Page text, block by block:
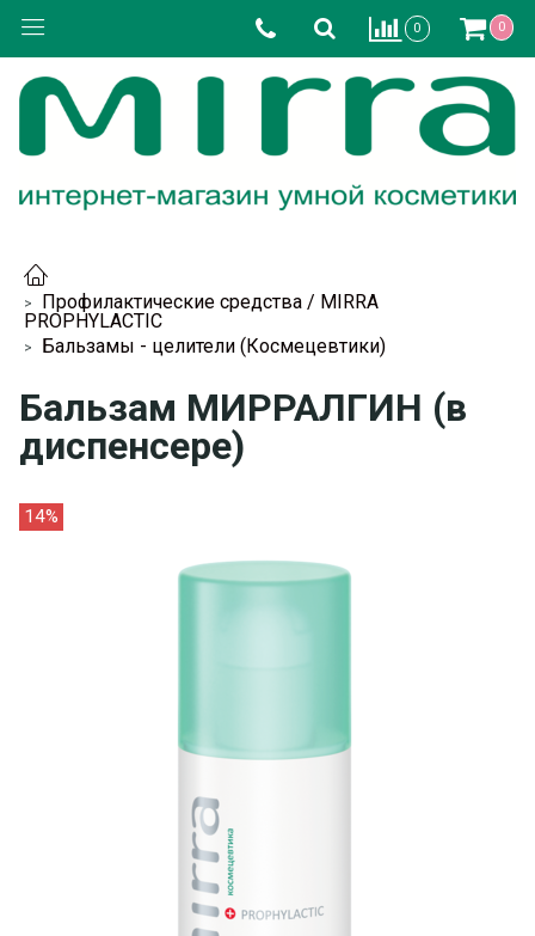
0 0
Профилактические средства / MIRRA
PROPHYLACTIC
Бальзамы - целители (Космецевтики)
Бальзам МИРРАЛГИН (в
диспенсере)
14%